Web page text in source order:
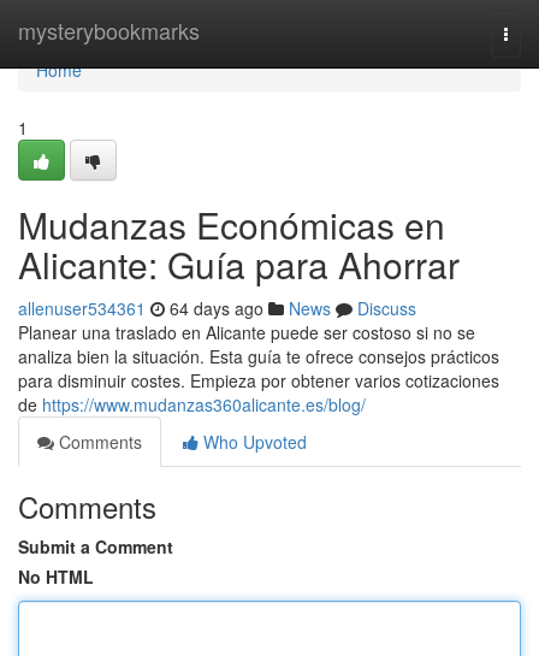
mysterybookmarks
Home
Home
1
Mudanzas Económicas en
Alicante: Guía para Ahorrar
allenuser534361 64 days ago News
Discuss
Planear una traslado en Alicante puede ser costoso si no se
analiza bien la situación. Esta guía te ofrece consejos prácticos
para disminuir costes. Empieza por obtener varios cotizaciones
de https://www.mudanzas360alicante.es/blog/
Comments
Who Upvoted
Comments
Submit a Comment
No HTML